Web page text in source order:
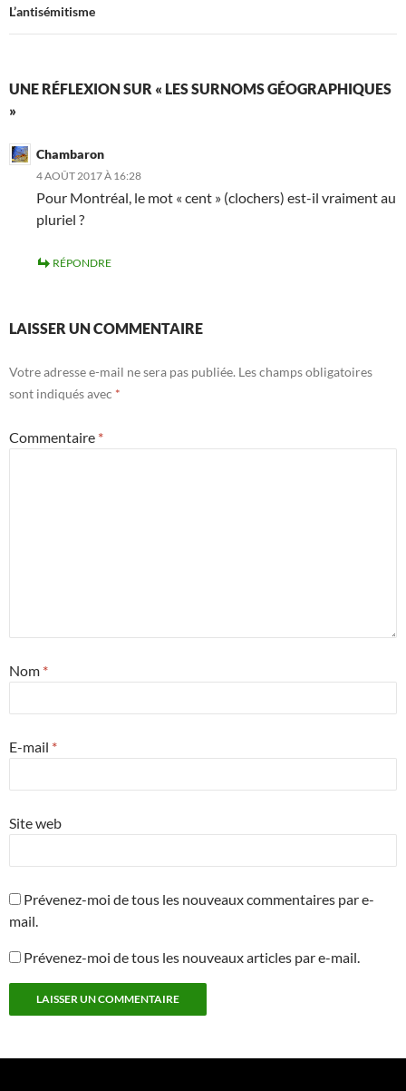
L’antisémitisme
UNE RÉFLEXION SUR « LES SURNOMS GÉOGRAPHIQUES
»
Chambaron
4 AOÛT 2017 À 16:28
Pour Montréal, le mot « cent » (clochers) est-il vraiment au
pluriel ?
RÉPONDRE
LAISSER UN COMMENTAIRE
Votre adresse e-mail ne sera pas publiée. Les champs obligatoires
sont indiqués avec *
Commentaire *
Nom *
E-mail *
Site web
Prévenez-moi de tous les nouveaux commentaires par e-
mail.
Prévenez-moi de tous les nouveaux articles par e-mail.